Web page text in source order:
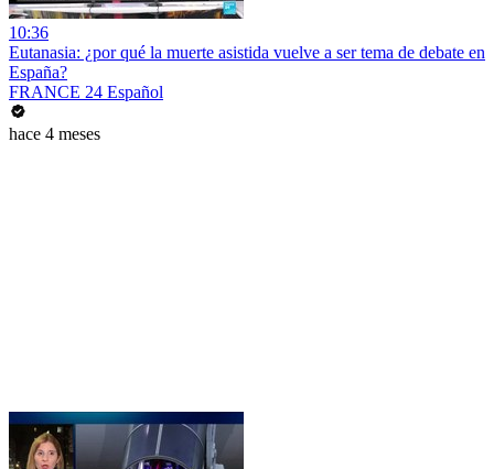
10:36
Eutanasia: ¿por qué la muerte asistida vuelve a ser tema de debate en
España?
FRANCE 24 Español
hace 4 meses